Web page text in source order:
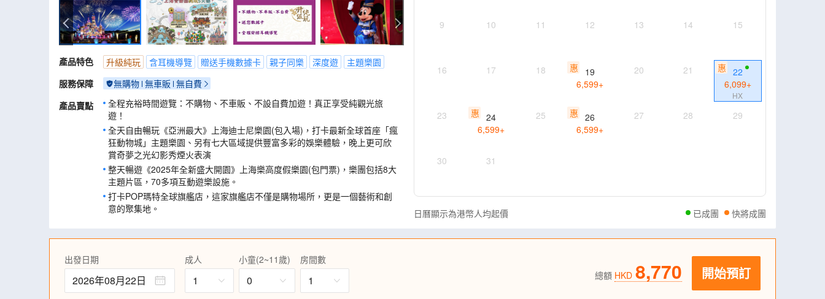
產品特色 升級純玩 含耳機導覽 贈送手機數據卡 親子同樂 深度遊
主題樂園
服務保障
無購物 無車販 無自費
產品賣點
全程充裕時間遊覽：不購物、不車販、不設自費加遊！真正享受純觀光旅
遊！
全天自由暢玩《亞洲最大》上海迪士尼樂園(包入場)，打卡最新全球首座「瘋
狂動物城」主題樂園、另有七大區域提供豐富多彩的娛樂體驗，晚上更可欣
賞奇夢之光幻影秀煙火表演
整天暢遊《2025年全新盛大開園》上海樂高度假樂園(包門票)，樂團包括8大
主題片區，70多項互動遊樂設施。
打卡POP瑪特全球旗艦店，這家旗艦店不僅是購物場所，更是一個藝術和創
意的聚集地。
樂和歷史文化於一身。
遊覽上海最熱鬧的購物區之一【南京路步行街】，傳說中的十里洋場和聞名
已久的上海灘。
7月1日-8月31日出發團隊：每人贈送一個上海迪士尼十週年磁貼/徽章盲盒。
9 10 11 12 13 14 15
16 17 18 惠
19
6,599+
20 21 惠 22
6,099+
HX
23 惠
24
6,599+
25 惠 26
6,599+
27 28 29
30 31
日曆顯示為港幣人均起價 已成團 快將成團
出發日期
2026年08月22日
成人
1
小童(2~11歲)
0
房間數
1 總額 HKD 8,770 開始預訂